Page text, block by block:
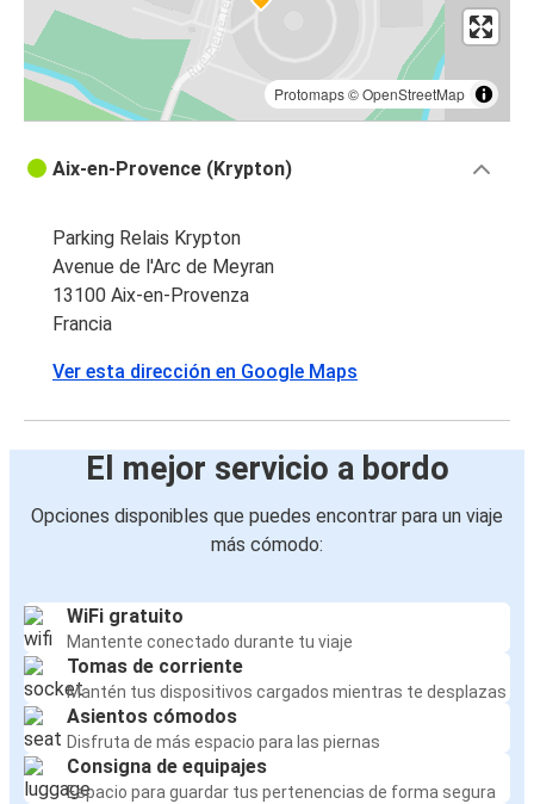
Protomaps©OpenStreetMap
Aix-en-Provence (Krypton)
Parking Relais Krypton
Avenue de l'Arc de Meyran
13100 Aix-en-Provenza
Francia
Ver esta dirección en Google Maps
El mejor servicio a bordo
Opciones disponibles que puedes encontrar para un viaje
más cómodo:
WiFi gratuito
Mantente conectado durante tu viaje
Tomas de corriente
Mantén tus dispositivos cargados mientras te desplazas
Asientos cómodos
Disfruta de más espacio para las piernas
Consigna de equipajes
Espacio para guardar tus pertenencias de forma segura